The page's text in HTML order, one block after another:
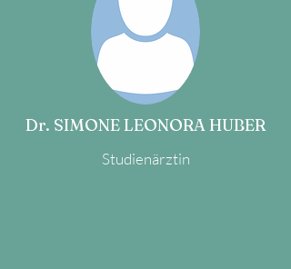
Dr. SIMONE LEONORA HUBER
Studienärztin